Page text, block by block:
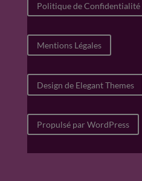
Politique de Confidentialité
Mentions Légales
Design de Elegant Themes
Propulsé par WordPress